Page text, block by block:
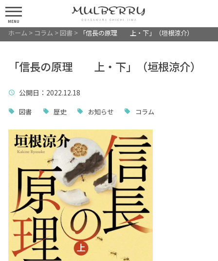
MENU
ホーム > コラム > 図書> 「信長の原理 上・下」（垣根涼介）
「信長の原理 上・下」（垣根涼介）
公開日 ：2022.12.18
図書 歴史 お知らせ コラム